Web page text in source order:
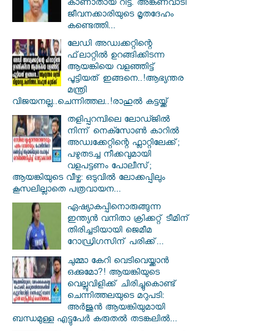
കാണാതായ റിട്ട. അങ്കണവാടി
ജീവനക്കാരിയുടെ മൃതദേഹം
കണ്ടെത്തി...
ലേഡി അഡ്വക്കറ്റിന്റെ
ഫ്‌ലാറ്റിൽ ഉറങ്ങിക്കിടന്ന
ആയങ്കിയെ വളഞ്ഞിട്ട്
പൂട്ടിയത് ഇങ്ങനെ..!ആഭ്യന്തര
മന്ത്രി
വിജയനല്ല..ചെന്നിത്തല..!രാഹുൽ കട്ടയ്ക്ക്
തളിപ്പറമ്പിലെ ലോഡ്ജിൽ
നിന്ന് നെക്സോൺ കാറിൽ
അഡ്വക്കേറ്റിന്റെ ഫ്ലാറ്റിലേക്ക്;
പഴുതടച്ച നീക്കവുമായി
വളപട്ടണം പോലീസ്;
ആയങ്കിയുടെ വീഴ്ച: ഒടുവിൽ ലോക്കപ്പിലും
കൂസലില്ലാതെ പത്രവായന...
ഏഷ്യാകപ്പിനൊരുങ്ങുന്ന
ഇന്ത്യൻ വനിതാ ക്രിക്കറ്റ് ടീമിന്
തിരിച്ചടിയായി ജെമീമ
റോഡ്രിഗസിന് പരിക്ക്...
ചുമ്മാ കേറി വെടിവെയ്ക്കാൻ
ഒക്കുമോ?! ആയങ്കിയുടെ
വെല്ലുവിളിക്ക് ചിരിച്ചുകൊണ്ട്
ചെന്നിത്തലയുടെ മറുപടി:
അർജുൻ ആയങ്കിയുമായി
ബന്ധമുള്ള എട്ടുപേർ കരുതൽ തടങ്കലിൽ...